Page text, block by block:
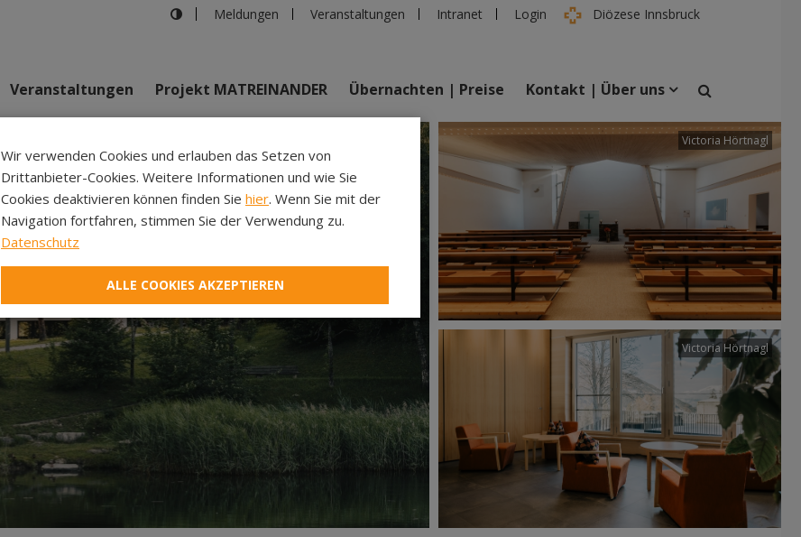
Meldungen Veranstaltungen Intranet Login Diözese Innsbruck
suchen
Veranstaltungen Personen
Veranstaltungen Projekt MATREINANDER Übernachten | Preise Kontakt | Über uns
Victoria Hörtnagl
Victoria Hörtnagl
Wir verwenden Cookies und erlauben das Setzen von
Drittanbieter-Cookies. Weitere Informationen und wie Sie
Cookies deaktivieren können finden Sie hier. Wenn Sie mit der
Navigation fortfahren, stimmen Sie der Verwendung zu.
Datenschutz
ALLE COOKIES AKZEPTIEREN